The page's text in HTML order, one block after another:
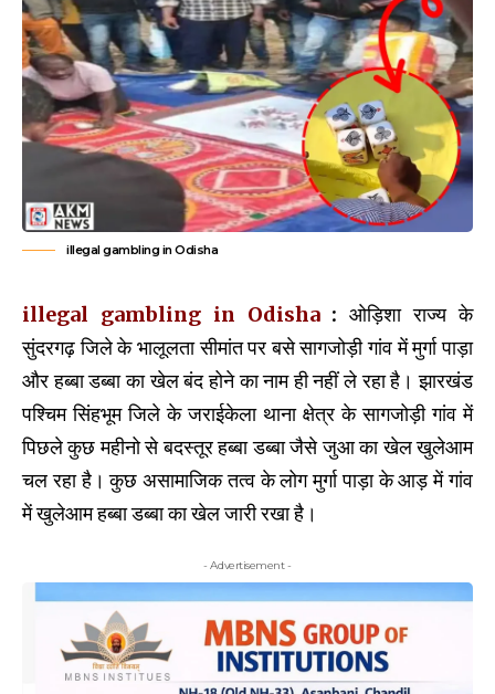
illegal gambling in Odisha
illegal gambling in Odisha: ओड़िशा राज्य के
सुंदरगढ़ जिले के भालूलता सीमांत पर बसे सागजोड़ी गांव में मुर्गा पाड़ा
और हब्बा डब्बा का खेल बंद होने का नाम ही नहीं ले रहा है। झारखंड
पश्चिम सिंहभूम जिले के जराईकेला थाना क्षेत्र के सागजोड़ी गांव में
पिछले कुछ महीनो से बदस्तूर हब्बा डब्बा जैसे जुआ का खेल खुलेआम
चल रहा है। कुछ असामाजिक तत्व के लोग मुर्गा पाड़ा के आड़ में गांव
में खुलेआम हब्बा डब्बा का खेल जारी रखा है।
- Advertisement -